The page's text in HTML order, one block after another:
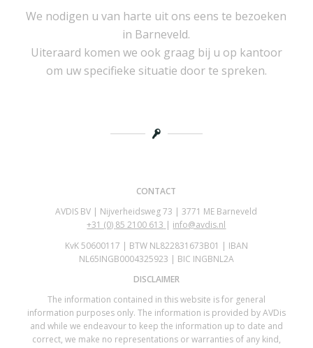
We nodigen u van harte uit ons eens te bezoeken
in Barneveld.
Uiteraard komen we ook graag bij u op kantoor
om uw specifieke situatie door te spreken.
CONTACT
AVDIS BV | Nijverheidsweg 73 | 3771 ME Barneveld
+31 (0) 85 2100 613 | info@avdis.nl
KvK 50600117 | BTW NL822831673B01 | IBAN
NL65INGB0004325923 | BIC INGBNL2A
DISCLAIMER
The information contained in this website is for general
information purposes only. The information is provided by AVDis
and while we endeavour to keep the information up to date and
correct, we make no representations or warranties of any kind,